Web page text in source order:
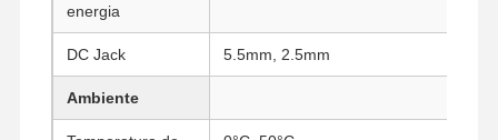
Firewall Mini PC
Mini PC industrial
energia
DC Jack 5.5mm, 2.5mm
Ambiente